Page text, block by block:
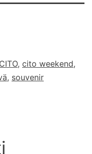
CITO, cito weekend,
, souvenir